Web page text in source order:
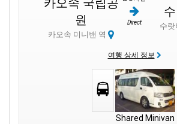
원
카오속 미니밴 역
Direct 수
여행 상세 정보
Shared Minivan